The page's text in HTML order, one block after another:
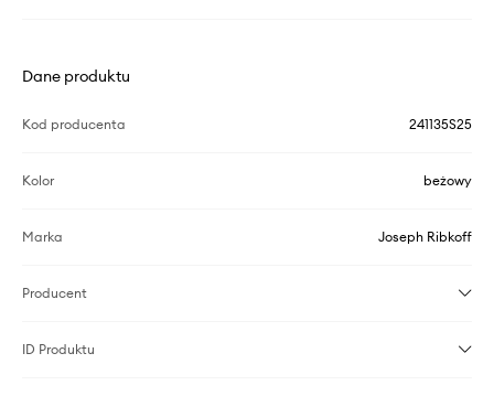
Dane produktu
Kod producenta 241135S25
Kolor beżowy
Marka Joseph Ribkoff
Producent
ID Produktu